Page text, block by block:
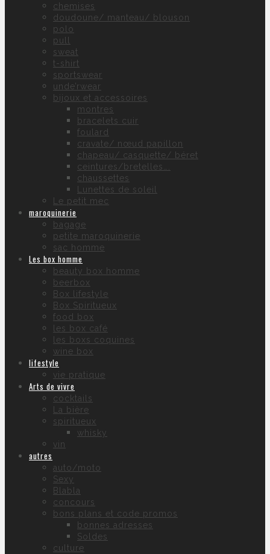
chemises
doudoune/ manteau/ blouson
polo
pull
sweat
t-shirt
sportswear
unde’rwear
bijoux et accessoires
montres
bracelets cuir
foulard
cravate/ nœud papillon
chapeau/ casquette/ béret
ceintures/bretelles….
chaussettes
Lunettes de soleil
Le petit mec
maroquinerie
bagage
petite maroquinerie
sac homme
Les box homme
beauty box homme
beerbox
Box lifestyle
Box Spiritueux
food box
les box café
les boxs coquines
wine box
lifestyle
vie pratique
Arts de vivre
cocktails
La bière
spiritueux
whisky
vin
autres
auto/moto
Sexy
Blabla
concours
bons plans et code promos
bonnes adresses
Soldes
culture